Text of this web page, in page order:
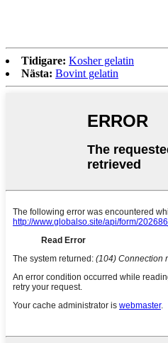
Tidigare: Kosher gelatin
Nästa: Bovint gelatin